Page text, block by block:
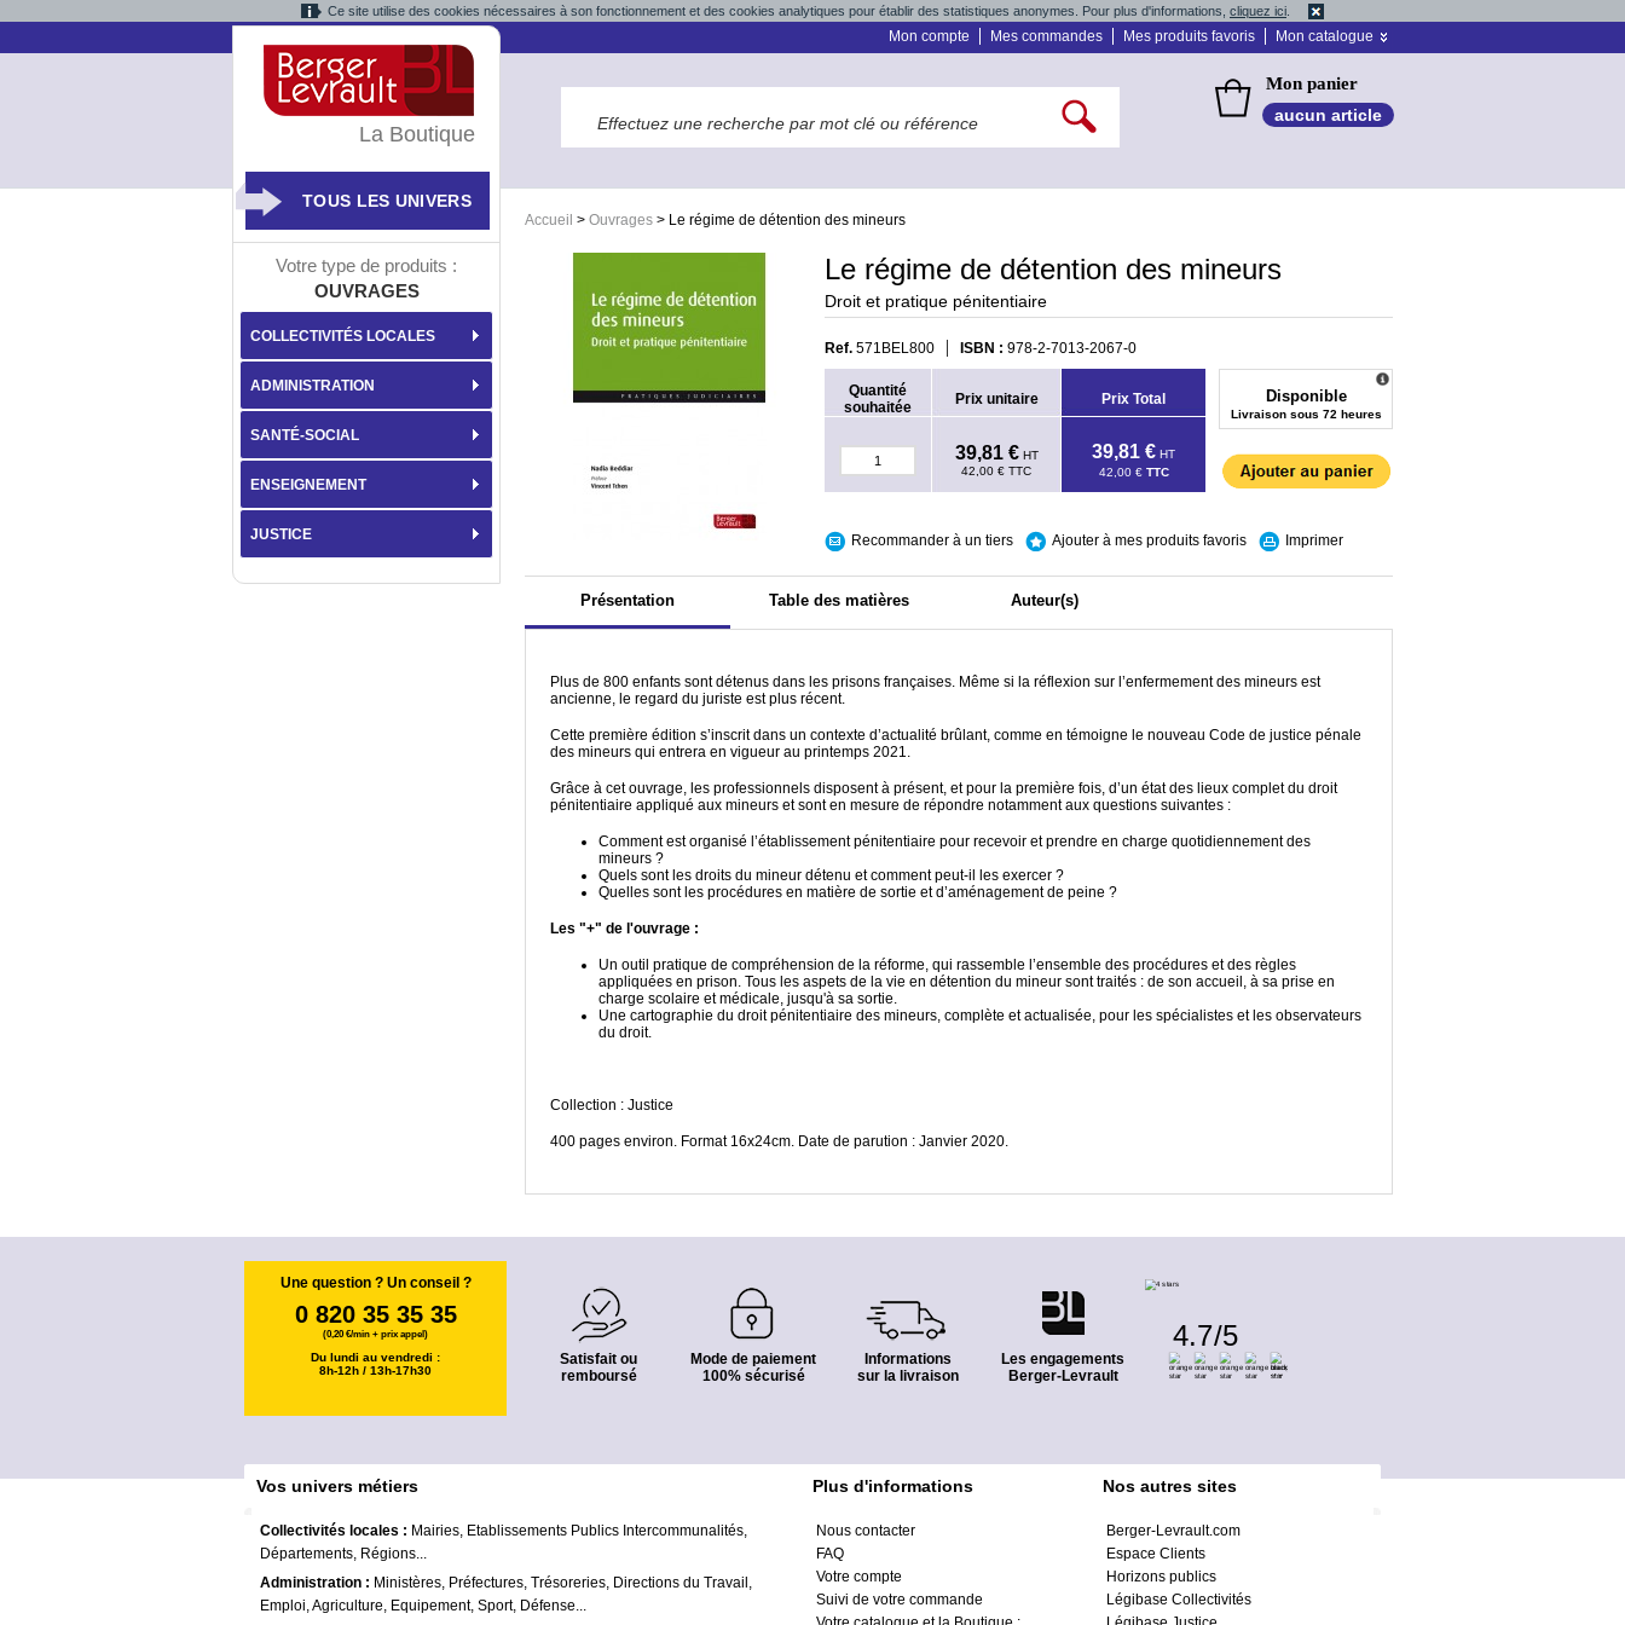
Ce site utilise des cookies nécessaires à son fonctionnement et des cookies analytiques pour établir des statistiques anonymes. Pour plus d'informations, cliquez ici
Mon compte Mes commandes Mes produits favoris Mon catalogue
Mon panier
aucun article
Accueil > Ouvrages > Le régime de détention des mineurs
Le régime de détention des mineurs
Droit et pratique pénitentiaire
Ref. 571BEL800 ISBN : 978-2-7013-2067-0
Quantité
souhaitée
Prix unitaire Prix Total
39,81 € HT
42,00 € TTC
39,81 € HT
42,00 € TTC
Disponible
Livraison sous 72 heures
Recommander à un tiers Ajouter à mes produits favoris Imprimer
Présentation Table des matières Auteur(s)
Plus de 800 enfants sont détenus dans les prisons françaises. Même si la réflexion sur l’enfermement des mineurs est
ancienne, le regard du juriste est plus récent.
Cette première édition s’inscrit dans un contexte d’actualité brûlant, comme en témoigne le nouveau Code de justice pénale
des mineurs qui entrera en vigueur au printemps 2021.
Grâce à cet ouvrage, les professionnels disposent à présent, et pour la première fois, d’un état des lieux complet du droit
pénitentiaire appliqué aux mineurs et sont en mesure de répondre notamment aux questions suivantes :
Comment est organisé l’établissement pénitentiaire pour recevoir et prendre en charge quotidiennement des
mineurs ?
Quels sont les droits du mineur détenu et comment peut-il les exercer ?
Quelles sont les procédures en matière de sortie et d’aménagement de peine ?
Les "+" de l'ouvrage :
Un outil pratique de compréhension de la réforme, qui rassemble l’ensemble des procédures et des règles
appliquées en prison. Tous les aspets de la vie en détention du mineur sont traités : de son accueil, à sa prise en
charge scolaire et médicale, jusqu'à sa sortie.
Une cartographie du droit pénitentiaire des mineurs, complète et actualisée, pour les spécialistes et les observateurs
du droit.
Collection : Justice
400 pages environ. Format 16x24cm. Date de parution : Janvier 2020.
La Boutique
TOUS LES UNIVERS
Votre type de produits :
OUVRAGES
COLLECTIVITÉS LOCALES
ADMINISTRATION
SANTÉ-SOCIAL
ENSEIGNEMENT
JUSTICE
Une question ? Un conseil ?
0 820 35 35 35
(0,20 €/min + prix appel)
Du lundi au vendredi :
8h-12h / 13h-17h30
Satisfait ou
remboursé
Mode de paiement
100% sécurisé
Informations
sur la livraison
Les engagements
Berger-Levrault
4.7/5
Vos univers métiers
Collectivités locales : Mairies, Etablissements Publics Intercommunalités,
Départements, Régions...
Administration : Ministères, Préfectures, Trésoreries, Directions du Travail,
Emploi, Agriculture, Equipement, Sport, Défense...
Plus d'informations
Nous contacter
FAQ
Votre compte
Suivi de votre commande
Nos autres sites
Berger-Levrault.com
Espace Clients
Horizons publics
Légibase Collectivités